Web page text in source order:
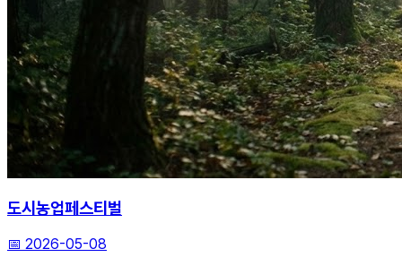
도시농업페스티벌
📅 2026-05-08